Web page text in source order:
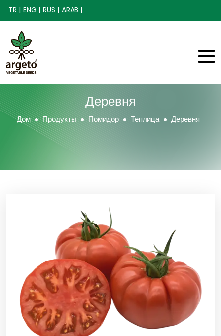
TR | ENG | RUS | ARAB |
Деревня
Дом Продукты Помидор Теплица Деревня